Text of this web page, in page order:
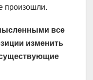
произошли.
все
изменить